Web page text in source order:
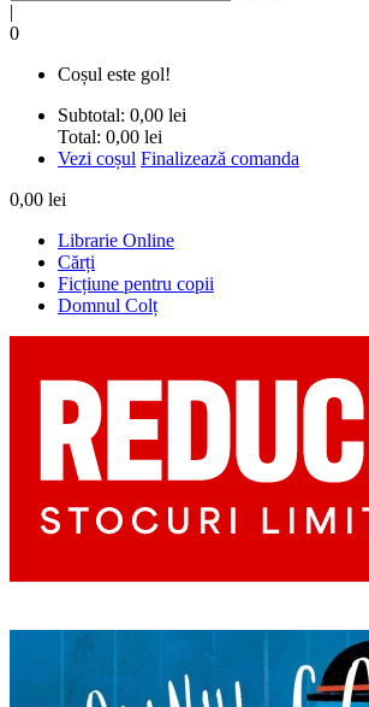
|
0
Coșul este gol!
Subtotal: 0,00 lei
Total: 0,00 lei
Vezi coșul Finalizează comanda
0,00 lei
Librarie Online
Cărți
Ficțiune pentru copii
Domnul Colț